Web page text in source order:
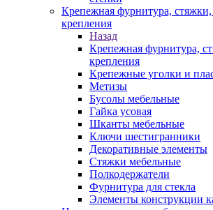
Крепежная фурнитура,
крепления
Назад
Крепежная фурнитура,
крепления
Крепежные уголки и
Метизы
Бусолы мебельные
Гайка усовая
Шканты мебельные
Ключи шестигранники
Декоративные элементы
Стяжки мебельные
Полкодержатели
Фурнитура для стекла
Элементы конструкции